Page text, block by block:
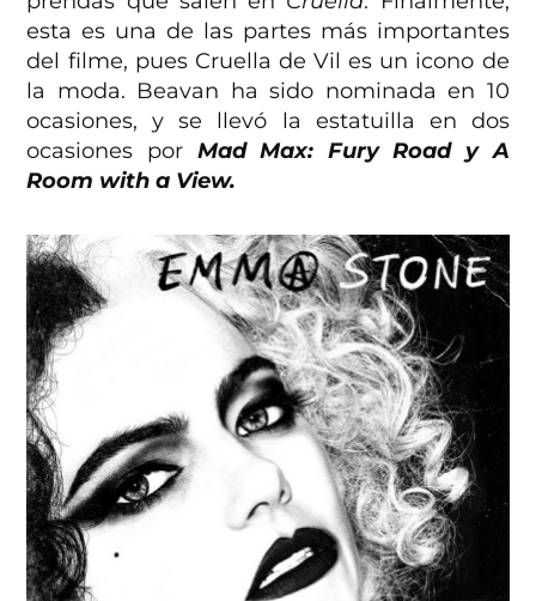
esta es una de las partes más importantes
del filme, pues Cruella de Vil es un icono de
la moda. Beavan ha sido nominada en 10
ocasiones, y se llevó la estatuilla en dos
ocasiones por Mad Max: Fury Road y A
Room with a View.